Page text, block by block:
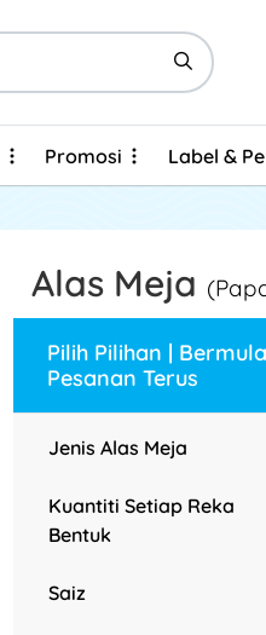
Promosi
Promosi Label &
Label &
Alas Meja
Pilih Pilihan |
Pesanan Terus
Jenis Alas Meja
Kuantiti Setiap Reka
Bentuk
Saiz